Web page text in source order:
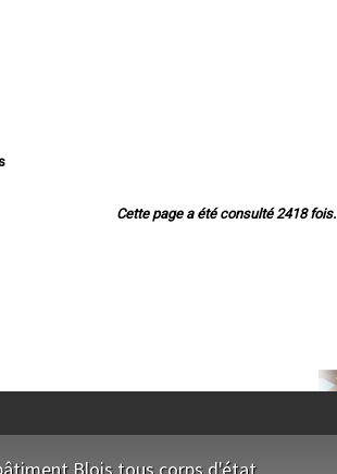
Cette page a été consulté 2418 fois.